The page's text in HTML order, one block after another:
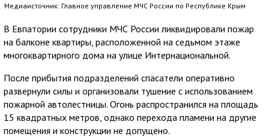
Медиаисточник: Главное управление МЧС России по Республике Крым
В Евпатории сотрудники МЧС России ликвидировали пожар
на балконе квартиры, расположенной на седьмом этаже
многоквартирного дома на улице Интернациональной.
После прибытия подразделений спасатели оперативно
развернули силы и организовали тушение с использованием
пожарной автолестницы. Огонь распространился на площадь
15 квадратных метров, однако перехода пламени на другие
помещения и конструкции не допущено.